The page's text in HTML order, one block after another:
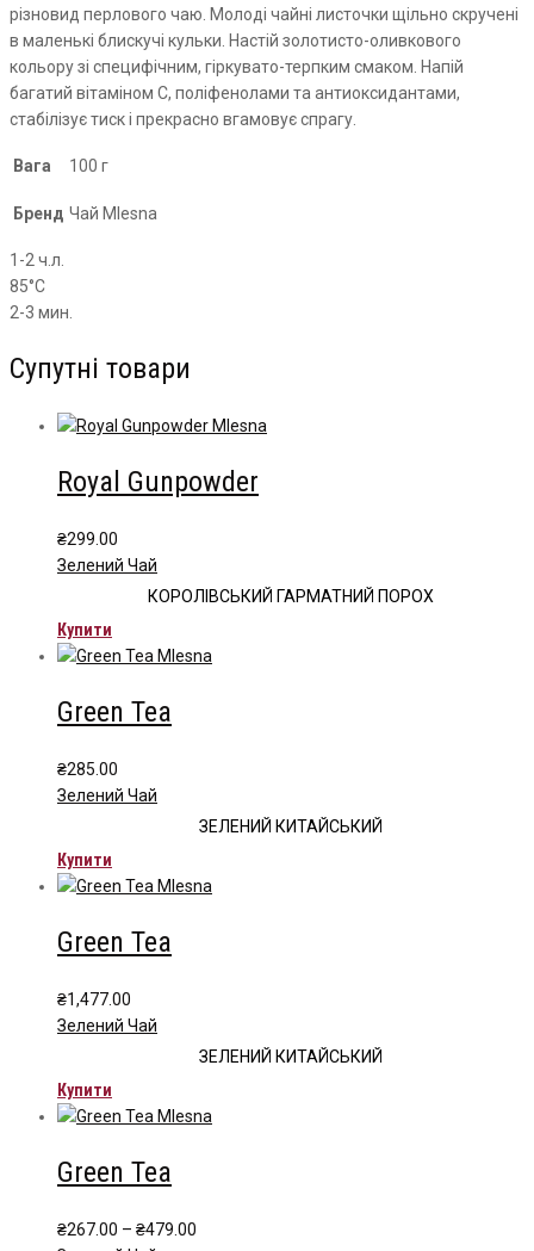
різновид перлового чаю. Молоді чайні листочки щільно скручені
в маленькі блискучі кульки. Настій золотисто-оливкового
кольору зі специфічним, гіркувато-терпким смаком. Напій
багатий вітаміном С, поліфенолами та антиоксидантами,
стабілізує тиск і прекрасно вгамовує спрагу.
Вага 100 г
Бренд Чай Mlesna
1-2 ч.л.
85°С
2-3 мин.
Супутні товари
Royal Gunpowder
₴299.00
Зелений Чай
КОРОЛІВСЬКИЙ ГАРМАТНИЙ ПОРОХ
Купити
Green Tea
₴285.00
Зелений Чай
ЗЕЛЕНИЙ КИТАЙСЬКИЙ
Купити
Green Tea
₴1,477.00
Зелений Чай
ЗЕЛЕНИЙ КИТАЙСЬКИЙ
Купити
Green Tea
₴267.00 – ₴479.00